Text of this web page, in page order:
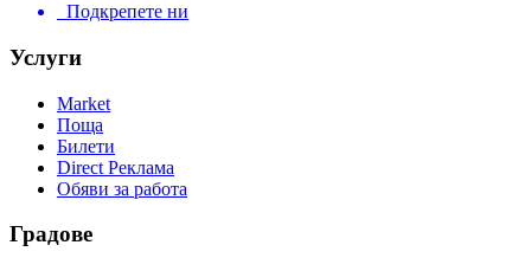
Подкрепете ни
Услуги
Market
Поща
Билети
Direct Реклама
Обяви за работа
Градове